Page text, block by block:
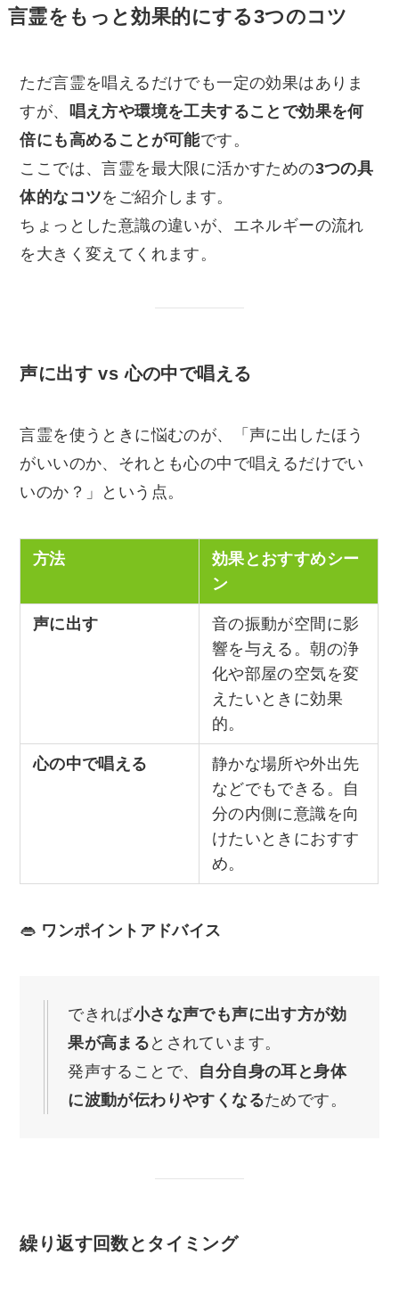
言霊をもっと効果的にする3つのコツ
ただ言霊を唱えるだけでも一定の効果はありま
すが、
唱え方や環境を工夫することで効果を何
倍にも高めることが可能です。
ここでは、言霊を最大限に活かすための3つの具
体的なコツをご紹介します。
ちょっとした意識の違いが、エネルギーの流れ
を大きく変えてくれます。
声に出す vs 心の中で唱える
言霊を使うときに悩むのが、「声に出したほう
がいいのか、それとも心の中で唱えるだけでい
いのか？」という点。
方法
効果とおすすめシー
ン
声に出す
音の振動が空間に影
響を与える。朝の浄
化や部屋の空気を変
えたいときに効果
的。
心の中で唱える
静かな場所や外出先
などでもできる。自
分の内側に意識を向
けたいときにおすす
め。
👄 ワンポイントアドバイス
できれば小さな声でも声に出す方が効
果が高まる とされています。
発声することで、 自分自身の耳と身体
に波動が伝わりやすくなるためです。
繰り返す回数とタイミング